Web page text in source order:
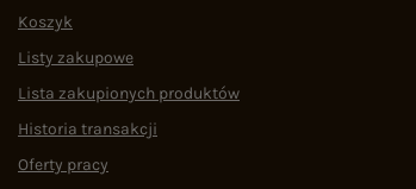
Koszyk
Listy zakupowe
Lista zakupionych produktów
Historia transakcji
Oferty pracy